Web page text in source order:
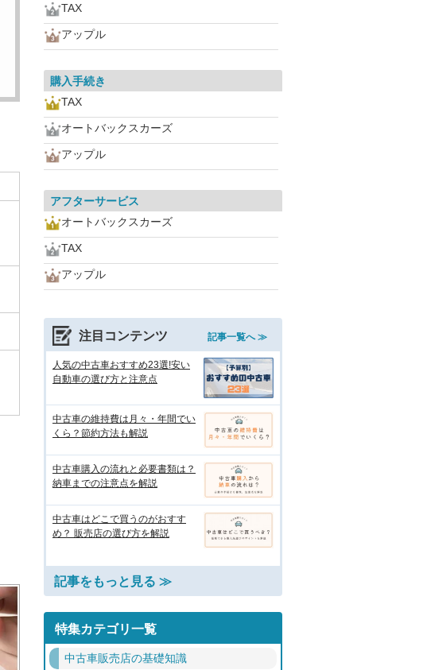
TAX
アップル
購入手続き
TAX
オートバックスカーズ
アップル
アフターサービス
オートバックスカーズ
TAX
アップル
注目コンテンツ 記事一覧へ ≫
人気の中古車おすすめ23選!安い
自動車の選び方と注意点
中古車の維持費は月々・年間でい
くら？節約方法も解説
中古車購入の流れと必要書類は？
納車までの注意点を解説
中古車はどこで買うのがおすす
め？ 販売店の選び方を解説
記事をもっと見る ≫
特集カテゴリ一覧
中古車販売店の基礎知識